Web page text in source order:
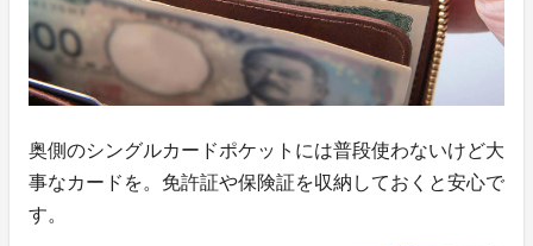
奥側のシングルカードポケットには普段使わないけど大
事なカードを。免許証や保険証を収納しておくと安心で
す。